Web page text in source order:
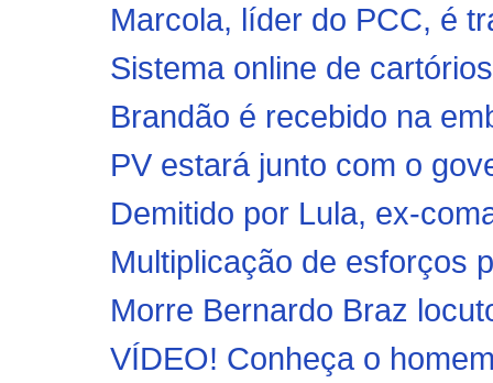
Marcola, líder do PCC, é
Sistema online de
Brandão é recebido na
PV estará junto com o
Demitido por Lula, ex-
Multiplicação de esforços
Morre Bernardo Braz
VÍDEO! Conheça o